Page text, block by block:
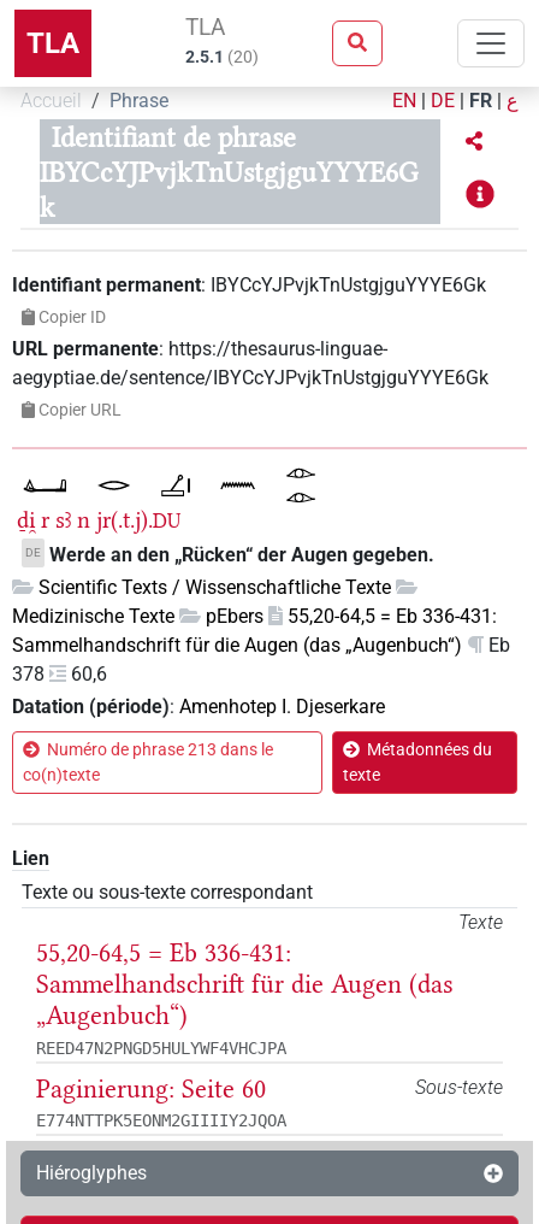
TLA TLA
2.5.1 (20)
Accueil Phrase EN | DE | FR | ع
Identifiant de phrase
IBYCcYJPvjkTnUstgjguYYYE6G
k
Identifiant permanent: IBYCcYJPvjkTnUstgjguYYYE6Gk
Copier ID
URL permanente: https://thesaurus-linguae-
aegyptiae.de/sentence/IBYCcYJPvjkTnUstgjguYYYE6Gk
Copier URL
ḏi̯ r sꜣ n jr(.t.j).DU
DE Werde an den „Rücken“ der Augen gegeben.
Scientific Texts / Wissenschaftliche Texte
Medizinische Texte
pEbers
55,20-64,5 = Eb 336-431:
Sammelhandschrift für die Augen (das „Augenbuch“)
Eb
378
60,6
Datation (période): Amenhotep I. Djeserkare
Numéro de phrase 213 dans le
co(n)texte
Métadonnées du
texte
Lien
Texte ou sous-texte correspondant
Texte
55,20-64,5 = Eb 336-431:
Sammelhandschrift für die Augen (das
„Augenbuch“)
REED47N2PNGD5HULYWF4VHCJPA
Sous-texte
Paginierung: Seite 60
E774NTTPK5EONM2GIIIIY2JQOA
Hiéroglyphes